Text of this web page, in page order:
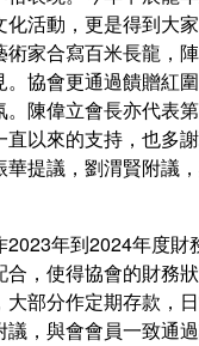
活動，更是得到大
術家合寫百米長龍，
協會更通過饋贈紅
陳偉立會長亦代表
以來的支持，也多
提議，劉渭賢附議
2023年到2024年度財
，使得協會的財務
部分作定期存款，
，與會會員一致通過